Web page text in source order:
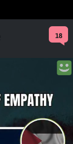
18